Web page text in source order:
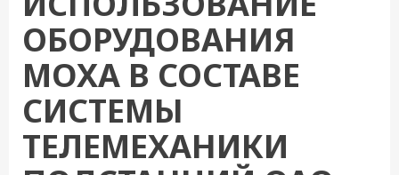
ОБОРУДОВАНИЯ
MOXA В СОСТАВЕ
СИСТЕМЫ
ТЕЛЕМЕХАНИКИ